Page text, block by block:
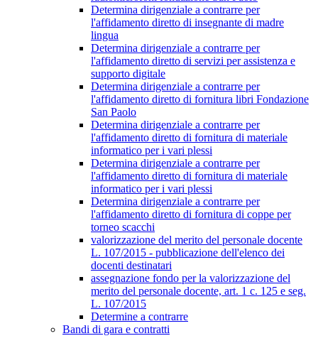
Determina dirigenziale a contrarre per
l'affidamento diretto di insegnante di madre
lingua
Determina dirigenziale a contrarre per
l'affidamento diretto di servizi per assistenza e
supporto digitale
Determina dirigenziale a contrarre per
l'affidamento diretto di fornitura libri Fondazione
San Paolo
Determina dirigenziale a contrarre per
l'affidamento diretto di fornitura di materiale
informatico per i vari plessi
Determina dirigenziale a contrarre per
l'affidamento diretto di fornitura di materiale
informatico per i vari plessi
Determina dirigenziale a contrarre per
l'affidamento diretto di fornitura di coppe per
torneo scacchi
valorizzazione del merito del personale docente
L. 107/2015 - pubblicazione dell'elenco dei
docenti destinatari
assegnazione fondo per la valorizzazione del
merito del personale docente, art. 1 c. 125 e seg.
L. 107/2015
Determine a contrarre
Bandi di gara e contratti